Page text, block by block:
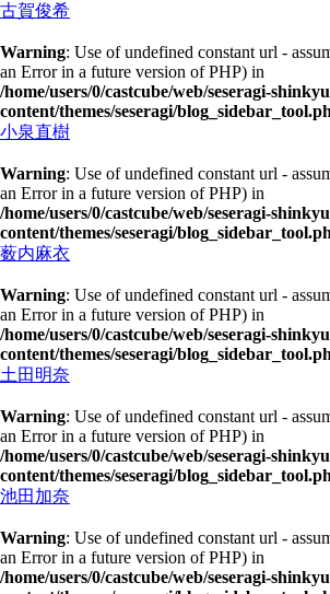
古賀俊希
Warning: Use of undefined constant url -
an Error in a future version of PHP) in
/home/users/0/castcube/web/seseragi-
content/themes/seseragi/
小泉直樹
Warning: Use of undefined constant url -
an Error in a future version of PHP) in
/home/users/0/castcube/web/seseragi-
content/themes/seseragi/
薮内麻衣
Warning: Use of undefined constant url -
an Error in a future version of PHP) in
/home/users/0/castcube/web/seseragi-
content/themes/seseragi/
土田明奈
Warning: Use of undefined constant url -
an Error in a future version of PHP) in
/home/users/0/castcube/web/seseragi-
content/themes/seseragi/
池田加奈
Warning: Use of undefined constant url -
an Error in a future version of PHP) in
/home/users/0/castcube/web/seseragi-